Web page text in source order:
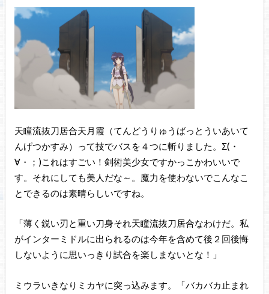
天瞳流抜刀居合天月霞（てんどうりゅうばっとういあいて
んげつかすみ）って技でバスを４つに斬りました。Σ(・
∀・；)これはすごい！剣術美少女ですかっこかわいいで
す。それにしても美人だな～。魔力を使わないでこんなこ
とできるのは素晴らしいですね。
「薄く鋭い刃と重い刀身それ天瞳流抜刀居合なわけだ。私
がインターミドルに出られるのは今年を含めて後２回後悔
しないように思いっきり試合を楽しまないとな！」
ミウラいきなりミカヤに突っ込みます。「バカバカ止まれ